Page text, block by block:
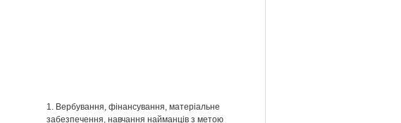
1. Вербування, фінансування, матеріальне
забезпечення, навчання найманців з метою